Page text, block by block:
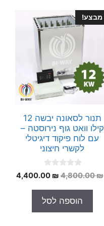
מבצע!
תנור לסאונה יבשה 12
קילו וואט גוף נירוסטה –
עם לוח פיקוד דיגיטלי
לקשרי חיצוני
0
o
o
5
4,800.00₪
המחיר
היה:
4,800.00 ₪.
4,400.00 ₪
הוספה לסל